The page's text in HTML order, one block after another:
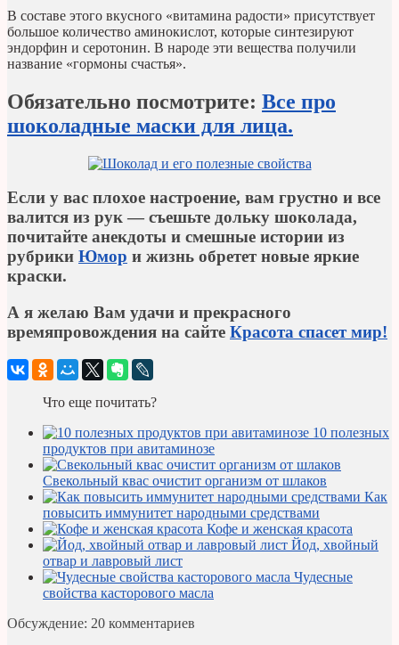
В составе этого вкусного «витамина радости» присутствует
большое количество аминокислот, которые синтезируют
эндорфин и серотонин. В народе эти вещества получили
название «гормоны счастья».
Обязательно посмотрите: Все про
шоколадные маски для лица.
Если у вас плохое настроение, вам грустно и все
валится из рук — съешьте дольку шоколада,
почитайте анекдоты и смешные истории из
рубрики Юмор и жизнь обретет новые яркие
краски.
А я желаю Вам удачи и прекрасного
времяпровождения на сайте Красота спасет мир!
Что еще почитать?
10 полезных
продуктов при авитаминозе
Свекольный квас очистит организм от шлаков
Как
повысить иммунитет народными средствами
Кофе и женская красота
Йод, хвойный
отвар и лавровый лист
Чудесные
свойства касторового масла
Обсуждение: 20 комментариев